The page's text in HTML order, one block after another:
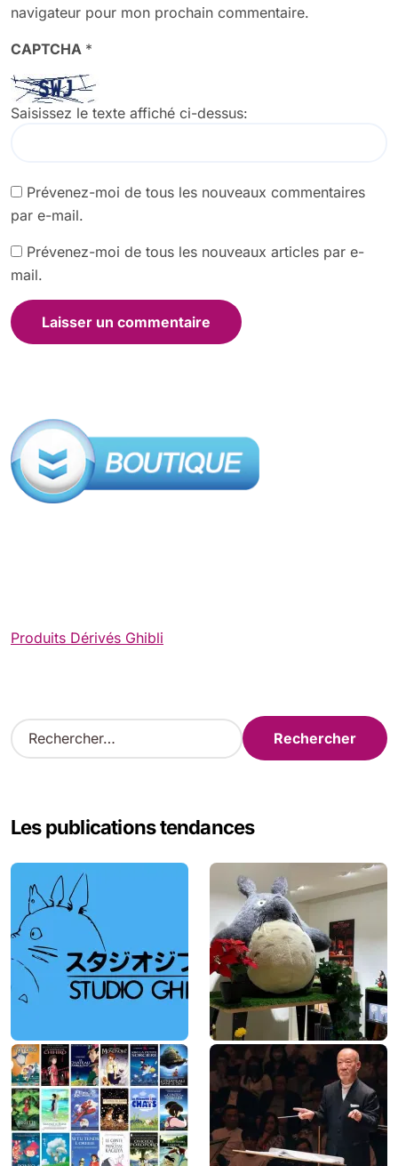
navigateur pour mon prochain commentaire.
CAPTCHA *
Saisissez le texte affiché ci-dessus:
Prévenez-moi de tous les nouveaux commentaires
par e-mail.
Prévenez-moi de tous les nouveaux articles par e-
mail.
Produits Dérivés Ghibli
R
e
r
h
:
Les publications tendances